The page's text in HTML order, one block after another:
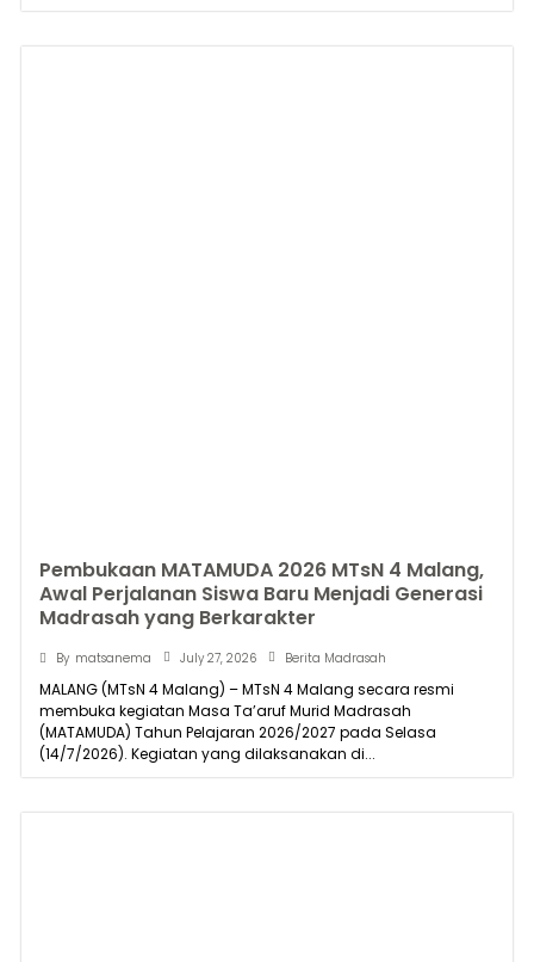
Pembukaan MATAMUDA 2026 MTsN 4 Malang,
Awal Perjalanan Siswa Baru Menjadi Generasi
Madrasah yang Berkarakter
By matsanema July 27, 2026 Berita Madrasah
MALANG (MTsN 4 Malang) – MTsN 4 Malang secara resmi
membuka kegiatan Masa Ta’aruf Murid Madrasah
(MATAMUDA) Tahun Pelajaran 2026/2027 pada Selasa
(14/7/2026). Kegiatan yang dilaksanakan di...